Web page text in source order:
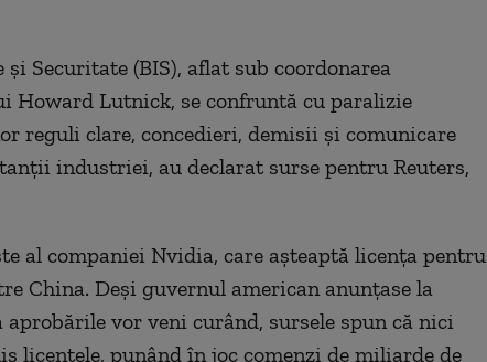
Securitate (BIS), aflat sub coordonarea
Howard Lutnick, se confruntă cu paralizie
reguli clare, concedieri, demisii şi comunicare
industriei, au declarat surse pentru Reuters,
al companiei Nvidia, care aşteaptă licenţa pentru
China. Deşi guvernul american anunţase la
vor veni curând, sursele spun că nici
licenţele, punând în joc comenzi de miliarde de